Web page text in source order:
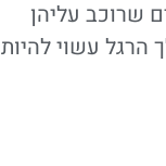
שרוכב עליהן
הרגל עשוי להיות